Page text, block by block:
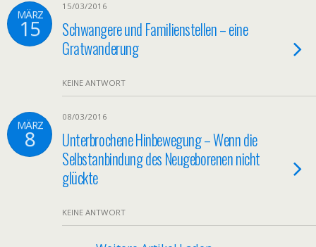
MÄRZ
15
15/03/2016
Schwangere und Familienstellen – eine
Gratwanderung
KEINE ANTWORT
MÄRZ
8
08/03/2016
Unterbrochene Hinbewegung – Wenn die
Selbstanbindung des Neugeborenen nicht
glückte
KEINE ANTWORT